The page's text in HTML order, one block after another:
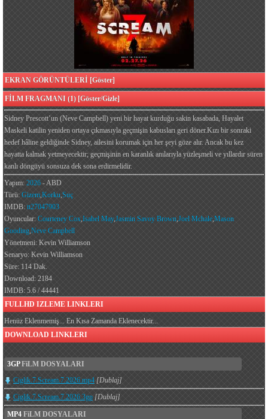
EKRAN GÖRÜNTÜLERİ [Göster]
FİLM FRAGMANI (1) [Göster/Gizle]
Sidney Prescott’un (Neve Campbell) yeni bir hayat kurduğu sakin kasabada, Hayalet
Maskeli katilin yeniden ortaya çıkmasıyla geçmişin kabusları geri döner.Kızı bir sonraki
hedef hâline geldiğinde Sidney, ailesini korumak için her şeyi göze alır. Ancak bu kez
hayatta kalmak yetmeyecektir; geçmişinin en karanlık anılarıyla yüzleşmeli ve yıllardır süren
kanlı döngüyü sonsuza dek sona erdirmelidir.
Yapım: 2026 - ABD
Türü: Gizem,Korku,Suç
IMDB: tt27047903
Oyuncular: Courteney Cox,Isabel May,Jasmin Savoy Brown,Joel Mchale,Mason
Gooding,Neve Campbell
Yönetmeni: Kevin Williamson
Senaryo: Kevin Williamson
Süre: 114 Dak.
Download: 2184
IMDB: 5.6 / 44441
FULLHD IZLEME LINKLERI
Henüz Eklenmemiş... En Kısa Zamanda Eklenecektir...
DOWNLOAD LINKLERI
3GPFiLM DOSYALARI
Ciglik.7.Scream.7.2026.mp4 [Dublaj]
Ciglik.7.Scream.7.2026.3gp [Dublaj]
MP4 FiLM DOSYALARI